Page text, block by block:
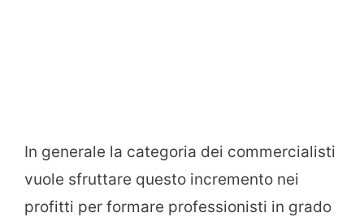
In generale la categoria dei commercialisti
vuole sfruttare questo incremento nei
profitti per formare professionisti in grado